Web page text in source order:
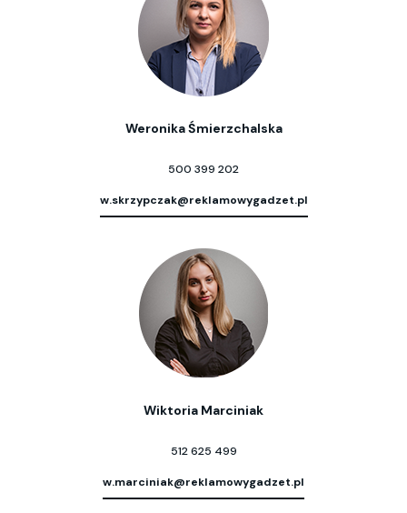
Weronika Śmierzchalska
500 399 202
w.skrzypczak@reklamowygadzet.pl
Wiktoria Marciniak
512 625 499
w.marciniak@reklamowygadzet.pl